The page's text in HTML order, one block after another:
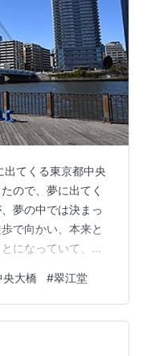
てくる東京都中央
ので、夢に出てく
夢の中では決まっ
で向かい、本来と
になっていて、汐
う謎仕様ｗ ちなみ
…この隅田川に架
区さんよりお借り
削除いたします。
央大橋 #翠江堂